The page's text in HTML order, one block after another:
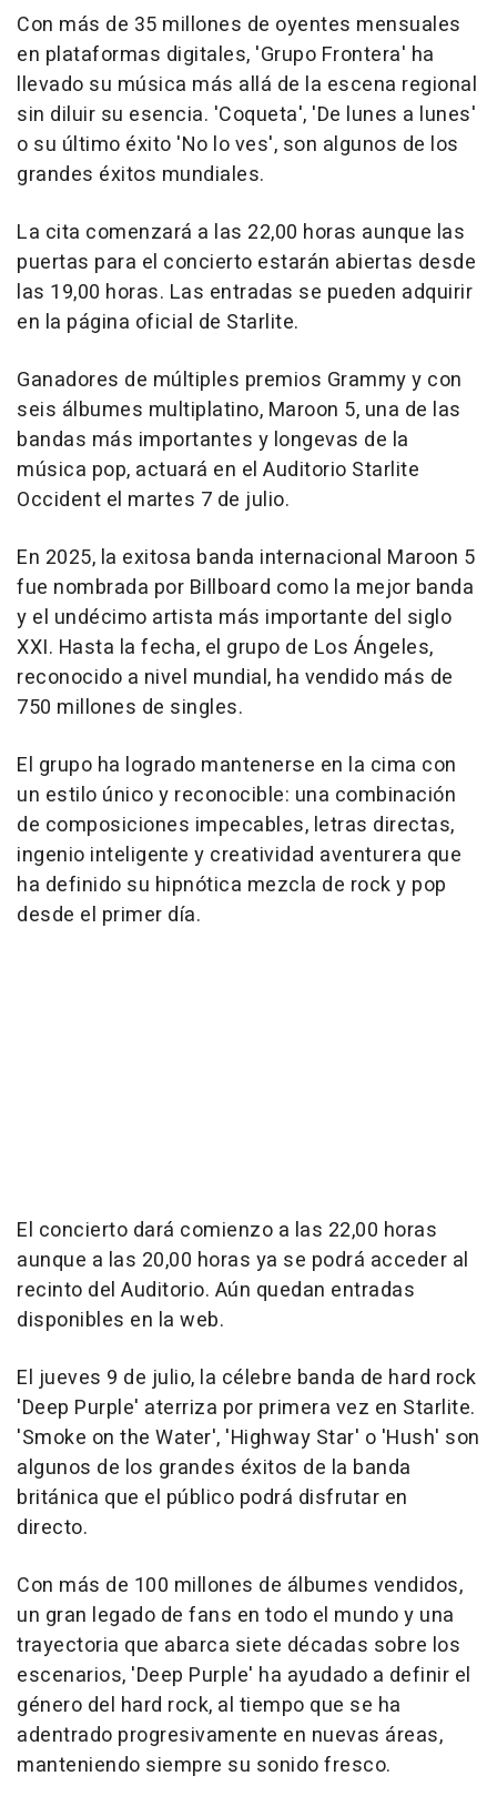
Con más de 35 millones de oyentes mensuales
en plataformas digitales, 'Grupo Frontera' ha
llevado su música más allá de la escena regional
sin diluir su esencia. 'Coqueta', 'De lunes a lunes'
o su último éxito 'No lo ves', son algunos de los
grandes éxitos mundiales.
La cita comenzará a las 22,00 horas aunque las
puertas para el concierto estarán abiertas desde
las 19,00 horas. Las entradas se pueden adquirir
en la página oficial de Starlite.
Ganadores de múltiples premios Grammy y con
seis álbumes multiplatino, Maroon 5, una de las
bandas más importantes y longevas de la
música pop, actuará en el Auditorio Starlite
Occident el martes 7 de julio.
En 2025, la exitosa banda internacional Maroon 5
fue nombrada por Billboard como la mejor banda
y el undécimo artista más importante del siglo
XXI. Hasta la fecha, el grupo de Los Ángeles,
reconocido a nivel mundial, ha vendido más de
750 millones de singles.
El grupo ha logrado mantenerse en la cima con
un estilo único y reconocible: una combinación
de composiciones impecables, letras directas,
ingenio inteligente y creatividad aventurera que
ha definido su hipnótica mezcla de rock y pop
desde el primer día.
El concierto dará comienzo a las 22,00 horas
aunque a las 20,00 horas ya se podrá acceder al
recinto del Auditorio. Aún quedan entradas
disponibles en la web.
El jueves 9 de julio, la célebre banda de hard rock
'Deep Purple' aterriza por primera vez en Starlite.
'Smoke on the Water', 'Highway Star' o 'Hush' son
algunos de los grandes éxitos de la banda
británica que el público podrá disfrutar en
directo.
Con más de 100 millones de álbumes vendidos,
un gran legado de fans en todo el mundo y una
trayectoria que abarca siete décadas sobre los
escenarios, 'Deep Purple' ha ayudado a definir el
género del hard rock, al tiempo que se ha
adentrado progresivamente en nuevas áreas,
manteniendo siempre su sonido fresco.